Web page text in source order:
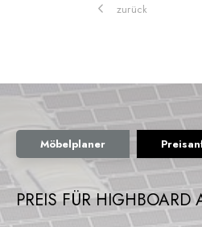
zurück
Möbelplaner
PREIS FÜR HIGHBOARD